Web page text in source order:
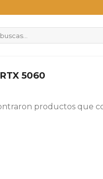
RTX 5060
productos que